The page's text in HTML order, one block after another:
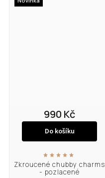
Zkroucené chubby charms
- pozlacené
990 Kč
Do košíku